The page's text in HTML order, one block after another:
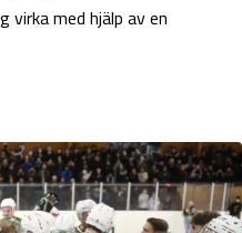
virka med hjälp av en